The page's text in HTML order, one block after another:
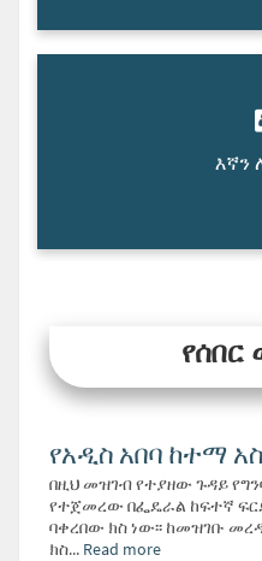
እኛን
የአዲስ አበባ ከተማ
በዚህ መዝገብ የተያዘው ጉዳይ
የተጀመረው በፌዴራል ከፍተኛ
ባቀረበው ክስ ነው፡፡ ከመዝገቡ
ክስ... Read more